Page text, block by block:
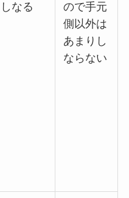
しなる
ので手元
側以外は
あまりし
ならない